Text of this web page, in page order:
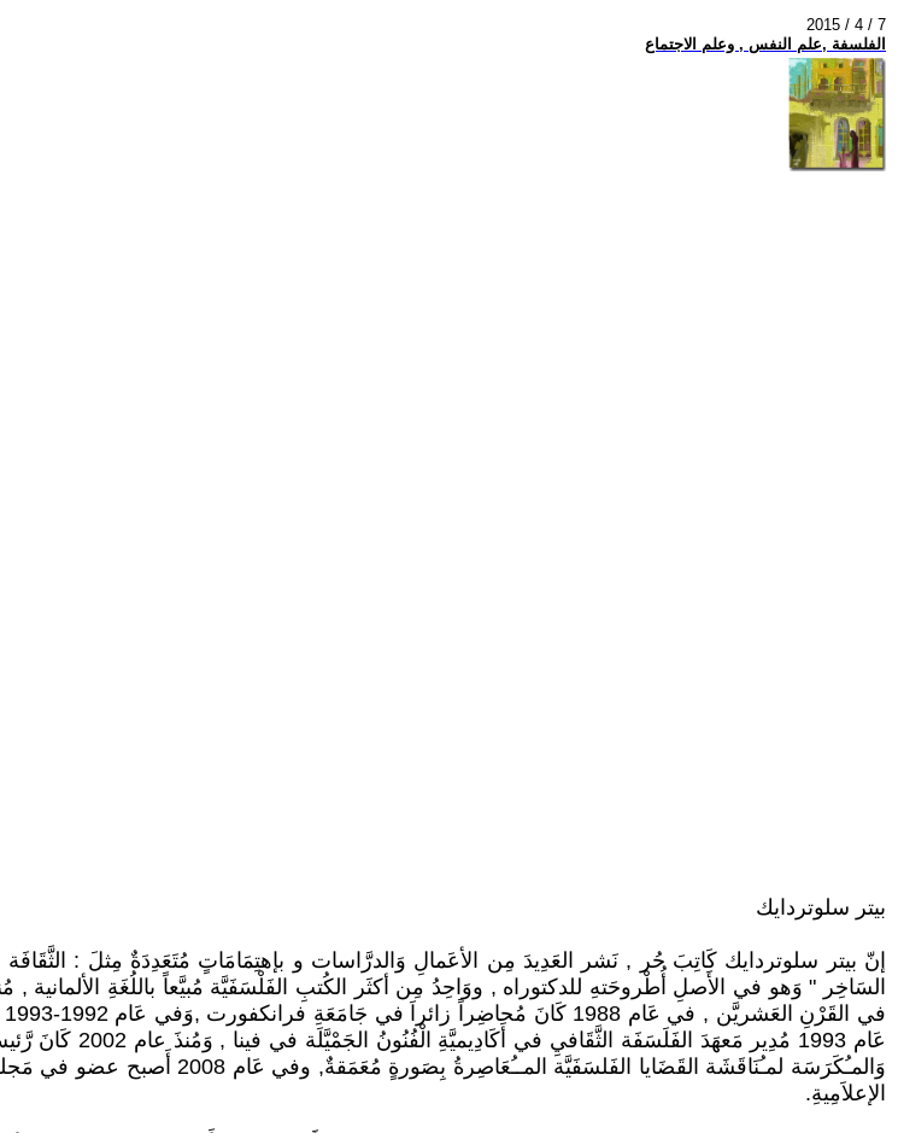
2015 / 4 / 7
الفلسفة ,علم النفس , وعلم الاجتماع
بيتر سلوتردايك
السَاخِر " وَهو في الأَصلِ أُطْروحَتهِ للدكتوراه , ووَاحِدُ مِن أكثَر الكُتبِ الفَلْسَفَيَّة مُبيَّعاً باللُغَةِ الألمانية
عَام 1993 مُدِير
الإعلاَمِيةِ.